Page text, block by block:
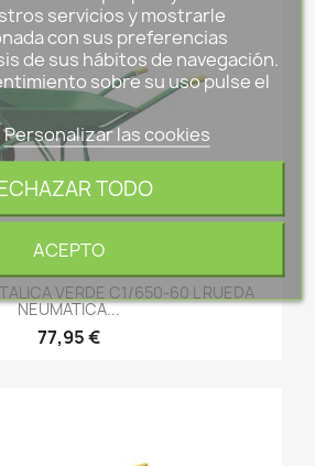
VERDE C1/650-60 L RUEDA
NEUMATICA...
77,95 €
servicios y mostrarle
con sus preferencias
de sus hábitos de navegación.
sobre su uso pulse el
Personalizar las cookies
TODO
ACEPTO